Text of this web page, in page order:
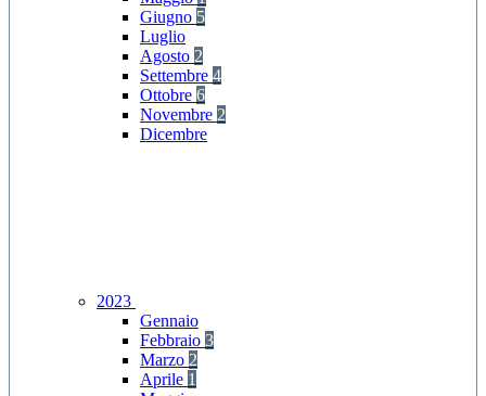
Giugno 5
Luglio
Agosto 2
Settembre 4
Ottobre 6
Novembre 2
Dicembre
2023
Gennaio
Febbraio 3
Marzo 2
Aprile 1